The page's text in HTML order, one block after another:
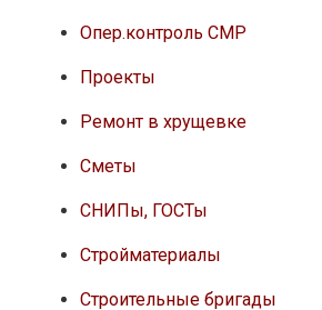
Опер.контроль СМР
Проекты
Ремонт в хрущевке
Сметы
СНИПы, ГОСТы
Стройматериалы
Строительные бригады